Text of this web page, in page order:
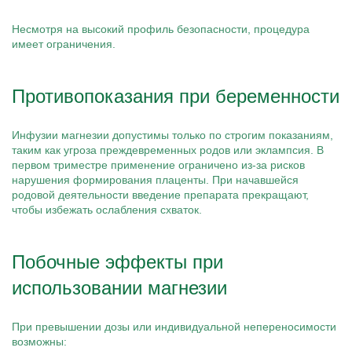
Несмотря на высокий профиль безопасности, процедура
имеет ограничения.
Противопоказания при беременности
Инфузии магнезии допустимы только по строгим показаниям,
таким как угроза преждевременных родов или эклампсия. В
первом триместре применение ограничено из-за рисков
нарушения формирования плаценты. При начавшейся
родовой деятельности введение препарата прекращают,
чтобы избежать ослабления схваток.
Побочные эффекты при
использовании магнезии
При превышении дозы или индивидуальной непереносимости
возможны: